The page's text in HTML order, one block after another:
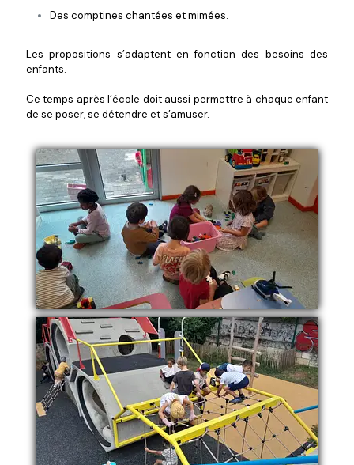
Des comptines chantées et mimées.
Les propositions s’adaptent en fonction des besoins des
enfants.
Ce temps après l’école doit aussi permettre à chaque enfant
de se poser, se détendre et s’amuser.